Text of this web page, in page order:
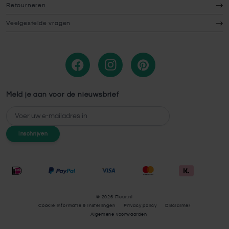
Retourneren
Veelgestelde vragen
Meld je aan voor de nieuwsbrief
E-mailadres
Inschrijven
© 2026 Fleur.nl
Cookie Informatie & instellingen
Privacy policy
Disclaimer
Algemene voorwaarden